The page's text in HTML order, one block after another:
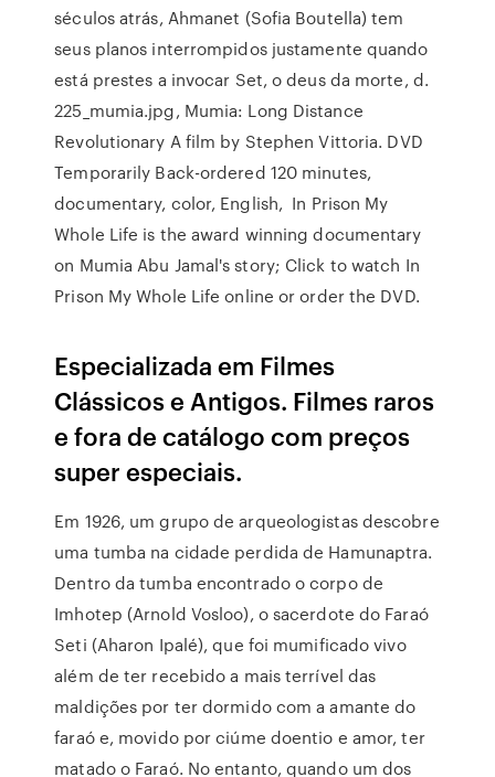
séculos atrás, Ahmanet (Sofia Boutella) tem
seus planos interrompidos justamente quando
está prestes a invocar Set, o deus da morte, d.
225_mumia.jpg, Mumia: Long Distance
Revolutionary A film by Stephen Vittoria. DVD
Temporarily Back-ordered 120 minutes,
documentary, color, English, In Prison My
Whole Life is the award winning documentary
on Mumia Abu Jamal's story; Click to watch In
Prison My Whole Life online or order the DVD.
Especializada em Filmes
Clássicos e Antigos. Filmes raros
e fora de catálogo com preços
super especiais.
Em 1926, um grupo de arqueologistas descobre
uma tumba na cidade perdida de Hamunaptra.
Dentro da tumba encontrado o corpo de
Imhotep (Arnold Vosloo), o sacerdote do Faraó
Seti (Aharon Ipalé), que foi mumificado vivo
além de ter recebido a mais terrível das
maldições por ter dormido com a amante do
faraó e, movido por ciúme doentio e amor, ter
matado o Faraó. No entanto, quando um dos